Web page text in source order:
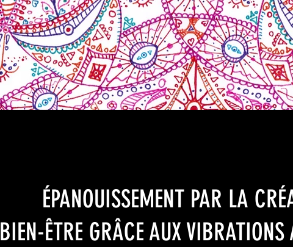
ÉPANOUISSEMENT PAR LA
BIEN-ÊTRE GRÂCE AUX VIBRATIONS